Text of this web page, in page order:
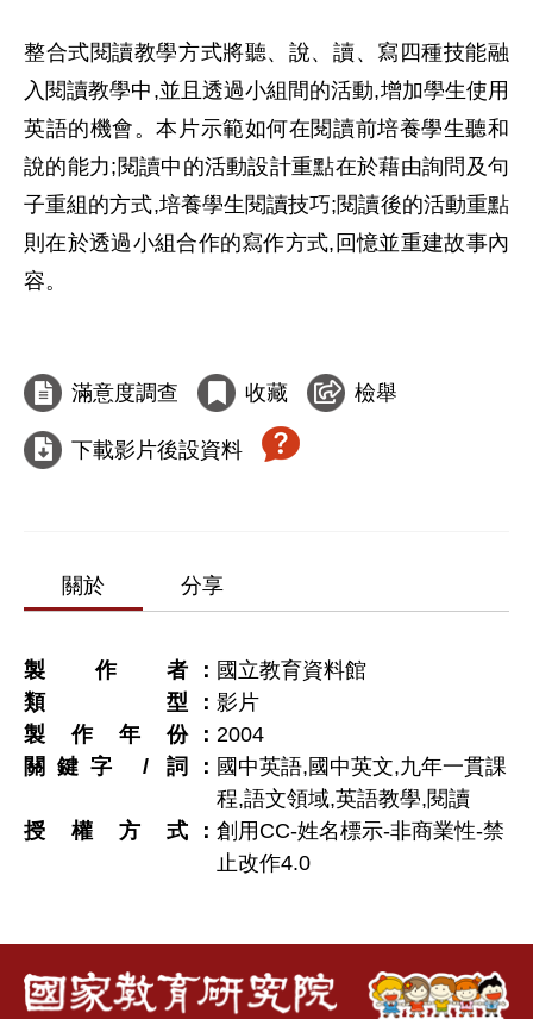
整合式閱讀教學方式將聽、說、讀、寫四種技能融
入閱讀教學中,並且透過小組間的活動,增加學生使用
英語的機會。本片示範如何在閱讀前培養學生聽和
說的能力;閱讀中的活動設計重點在於藉由詢問及句
子重組的方式,培養學生閱讀技巧;閱讀後的活動重點
則在於透過小組合作的寫作方式,回憶並重建故事內
容。
滿意度調查 收藏 檢舉
下載影片後設資料
關於 分享
製作者
國立教育資料館
類型
影片
製作年份
2004
關鍵字 / 詞
國中英語,國中英文,九年一貫課
程,語文領域,英語教學,閱讀
授權方式
創用CC-姓名標示-非商業性-禁
止改作4.0